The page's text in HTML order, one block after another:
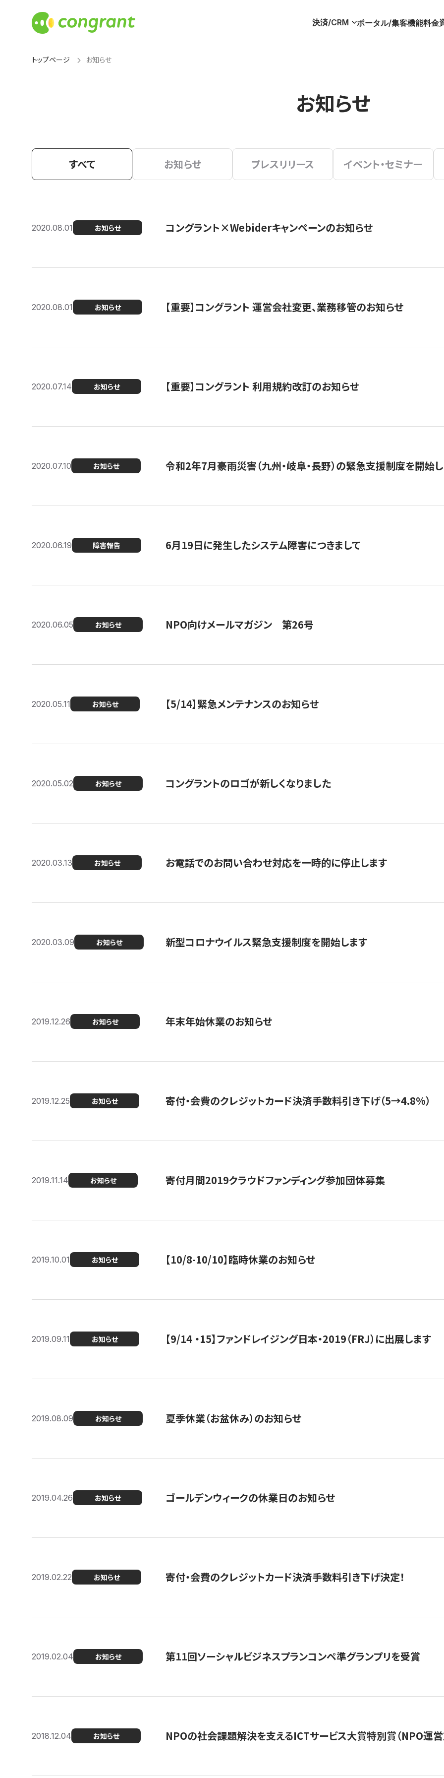
決済/CRM ポータル/集客機能料金
トップページ お知らせ
お知らせ
すべて お知らせ プレスリリース イベント・セミナー
2020.08.01 お知らせ コングラント×Webiderキャンペーンのお知らせ
2020.08.01 お知らせ 【重要】コングラント 運営会社変更、業務移管のお知らせ
2020.07.14 お知らせ 【重要】コングラント 利用規約改訂のお知らせ
2020.07.10 お知らせ 令和2年7月豪雨災害（九州・岐阜・長野）の緊急支援制度を開始
2020.06.19 障害報告 6月19日に発生したシステム障害につきまして
2020.06.05 お知らせ NPO向けメールマガジン 第26号
2020.05.11 お知らせ 【5/14】緊急メンテナンスのお知らせ
2020.05.02 お知らせ コングラントのロゴが新しくなりました
2020.03.13 お知らせ お電話でのお問い合わせ対応を一時的に停止します
2020.03.09 お知らせ 新型コロナウイルス緊急支援制度を開始します
2019.12.26 お知らせ 年末年始休業のお知らせ
2019.12.25 お知らせ 寄付・会費のクレジットカード決済手数料引き下げ（5→4.8%）
2019.11.14 お知らせ 寄付月間2019クラウドファンディング参加団体募集
2019.10.01 お知らせ 【10/8-10/10】臨時休業のお知らせ
2019.09.11 お知らせ 【9/14 ・15】ファンドレイジング日本・2019（FRJ）に出展します
2019.08.09 お知らせ 夏季休業（お盆休み）のお知らせ
2019.04.26 お知らせ ゴールデンウィークの休業日のお知らせ
2019.02.22 お知らせ 寄付・会費のクレジットカード決済手数料引き下げ決定！
2019.02.04 お知らせ 第11回ソーシャルビジネスプランコンペ準グランプリを受賞
2018.12.04 お知らせ NPOの社会課題解決を支えるICTサービス大賞特別賞（NPO運